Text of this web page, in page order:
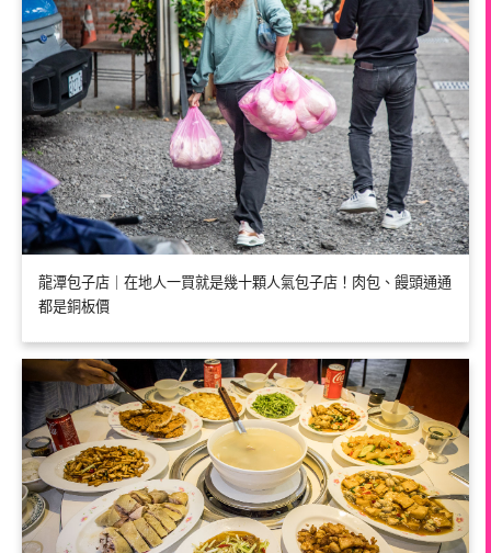
龍潭包子店｜在地人一買就是幾十顆人氣包子店！肉包、饅頭通通
都是銅板價